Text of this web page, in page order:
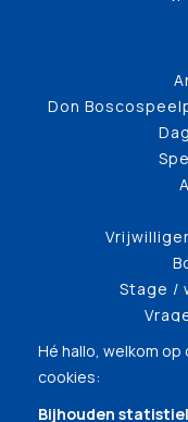
Don
Stage /
Hé hallo, welkom
cookies:
Bijhouden